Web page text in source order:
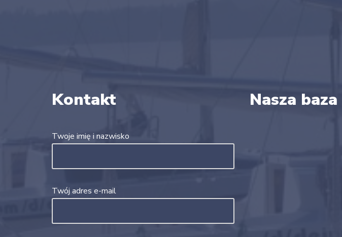
Kontakt
Twoje imię i nazwisko
Twój adres e-mail
Nasza baza